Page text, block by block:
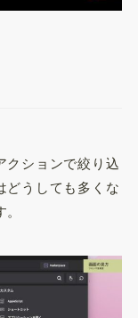
クションで絞り込
どうしても多くな